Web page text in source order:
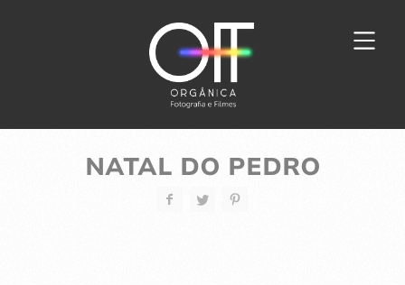
NATAL DO PEDRO